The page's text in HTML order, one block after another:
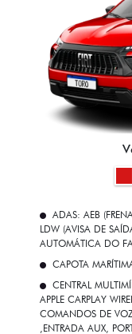
ADAS: AEB
LDW (AVISA DE
AUTOMÁTICA DO
CAPOTA
CENTRAL
APPLE CARPLAY
COMANDOS DE
,ENTRADA AUX,